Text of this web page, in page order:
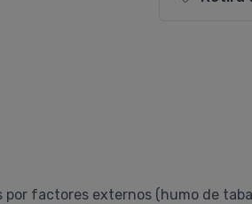
factores externos (humo de